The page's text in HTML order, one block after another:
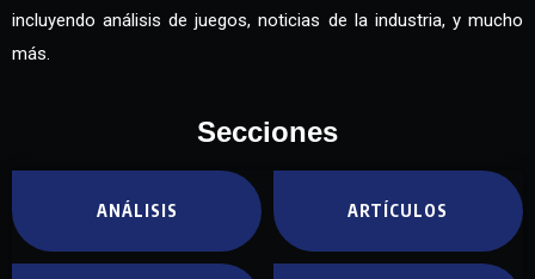
incluyendo análisis de juegos, noticias de la industria, y mucho
más.
Secciones
ANÁLISIS ARTÍCULOS